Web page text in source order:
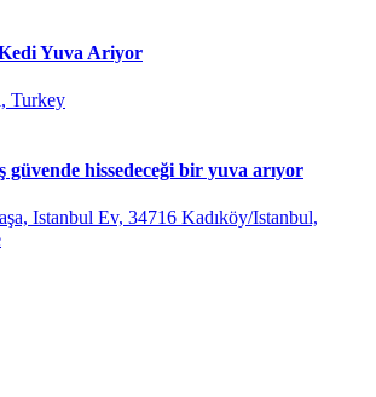
Yuva Ariyor
Turkey
güvende hissedeceği bir yuva arıyor
Istanbul Ev, 34716 Kadıköy/Istanbul,